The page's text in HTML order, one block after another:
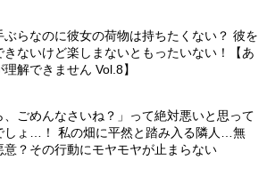
ぶらなのに彼女の荷物は持ちたくない？ 彼を
きないけど楽しまないともったいない！【あ
理解できません Vol.8】
、ごめんなさいね？」って絶対悪いと思って
しょ…！ 私の畑に平然と踏み入る隣人…無
意？その行動にモヤモヤが止まらない